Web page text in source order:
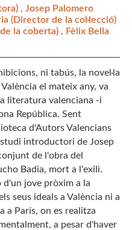
, Josep Palomero
(Director de la col·lecció)
la coberta) , Fèlix Bella
ni tabús, la novel·la
el mateix any, va
literatura valenciana -i
República. Sent
d'Autors Valencians
introductori de Josep
de l'obra del
Badia, mort a l'exili.
d'un jove pròxim a la
seus ideals a València ni a
a París, on es realitza
a pesar d'haver